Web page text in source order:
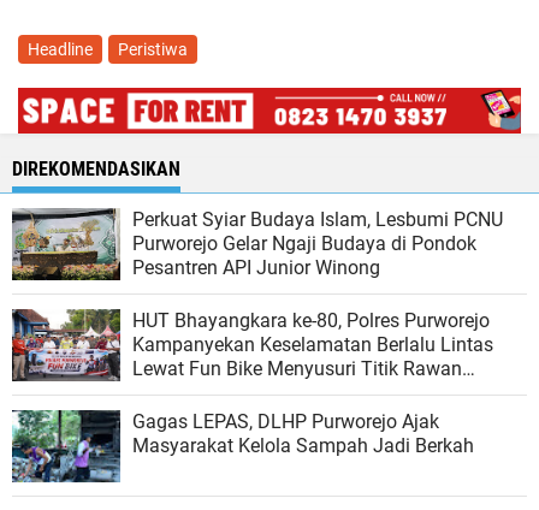
Headline Peristiwa
DIREKOMENDASIKAN
Perkuat Syiar Budaya Islam, Lesbumi PCNU
Purworejo Gelar Ngaji Budaya di Pondok
Pesantren API Junior Winong
HUT Bhayangkara ke-80, Polres Purworejo
Kampanyekan Keselamatan Berlalu Lintas
Lewat Fun Bike Menyusuri Titik Rawan
Kecelakaan
Gagas LEPAS, DLHP Purworejo Ajak
Masyarakat Kelola Sampah Jadi Berkah